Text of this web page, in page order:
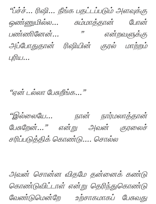
“ப்ச்ச்… ரிஷி… நீங்க பதட்டப்படும் அளவுக்கு
ஒண்ணுமில்ல… சும்மாத்தான் போன்
பண்ணினேன்… ” என்றவளுக்கு
அப்போதுதான் ரிஷியின் குரல் மாற்றம்
புரிய…
“ஏன் டல்லா பேசுறீங்க…”
“இல்லையே…  நான் நார்மலாத்தான்
பேசுறேன்…” என்று அவன் குரலைச்
சரிப்படுத்திக் கொண்டு…. சொல்ல
அவன் சொன்ன விதமே தன்னைக் கண்டு
கொண்டுவிட்டாள் என்று தெரிந்துகொண்டு
வேண்டுமென்றே  உற்சாகமாகப் பேசுவது